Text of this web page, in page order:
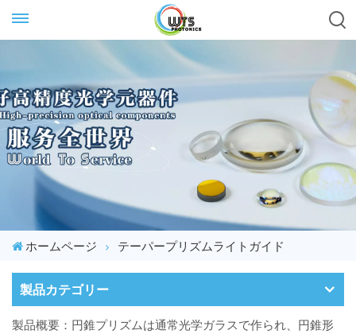
ホームページ テーパープリズムライトガイド
製品カテゴリー
製品概要：円錐プリズムは通常光学ガラスで作られ、円錐形